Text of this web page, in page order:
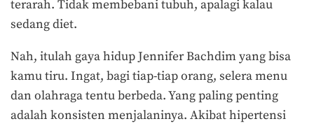
terarah. Tidak membebani tubuh, apalagi kalau
sedang diet.
Nah, itulah gaya hidup Jennifer Bachdim yang bisa
kamu tiru. Ingat, bagi tiap-tiap orang, selera menu
dan olahraga tentu berbeda. Yang paling penting
adalah konsisten menjalaninya. Akibat hipertensi